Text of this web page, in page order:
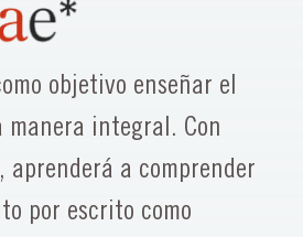
objetivo enseñar el
manera integral. Con
aprenderá a comprender
por escrito como